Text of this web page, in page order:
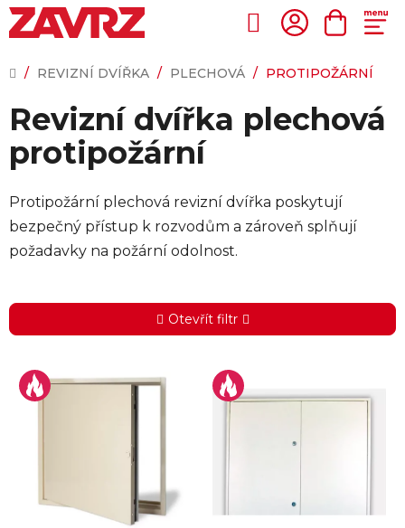
Přejít
na
Hledat
KOŠÍK
DOMŮ
/ REVIZNÍ DVÍŘKA / PLECHOVÁ / PROTIPOŽÁRNÍ
Revizní dvířka plechová
protipožární
Protipožární plechová revizní dvířka poskytují
bezpečný přístup k rozvodům a zároveň splňují
požadavky na požární odolnost.
Otevřít filtr
ý